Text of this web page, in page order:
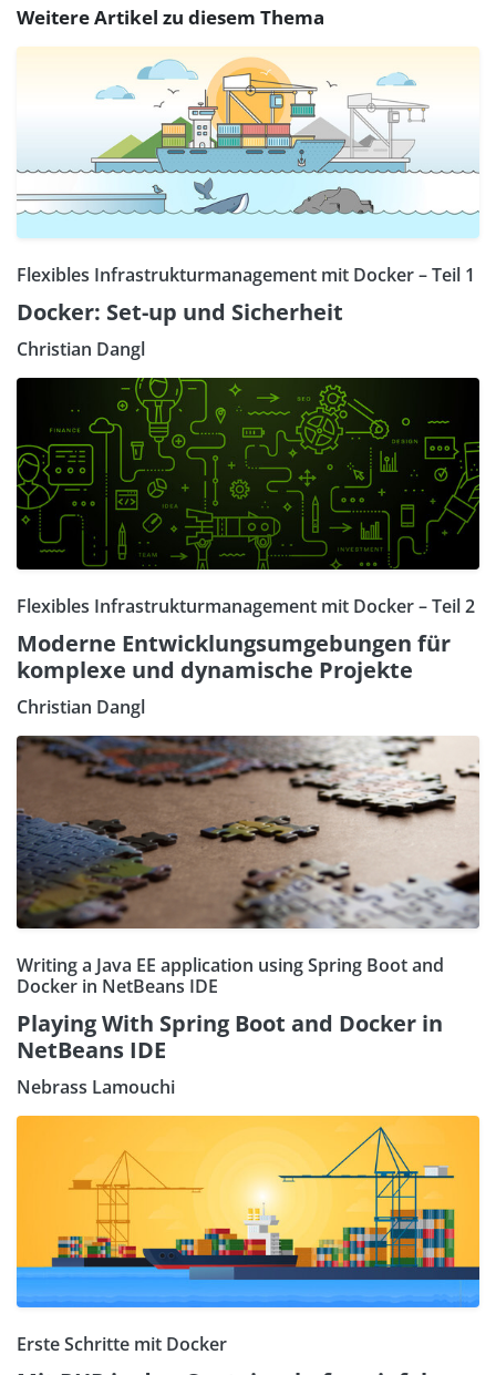
Weitere Artikel zu diesem Thema
Flexibles Infrastrukturmanagement mit Docker – Teil 1
Docker: Set-up und Sicherheit
Christian Dangl
Flexibles Infrastrukturmanagement mit Docker – Teil 2
Moderne Entwicklungsumgebungen für
komplexe und dynamische Projekte
Christian Dangl
Writing a Java EE application using Spring Boot and
Docker in NetBeans IDE
Playing With Spring Boot and Docker in
NetBeans IDE
Nebrass Lamouchi
Erste Schritte mit Docker